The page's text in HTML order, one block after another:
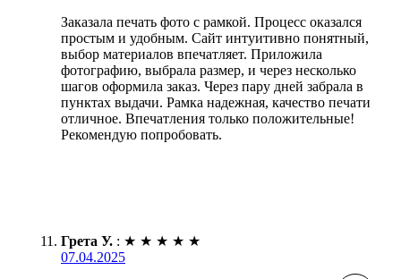
Заказала печать фото с рамкой. Процесс оказался
простым и удобным. Сайт интуитивно понятный,
выбор материалов впечатляет. Приложила
фотографию, выбрала размер, и через несколько
шагов оформила заказ. Через пару дней забрала в
пунктах выдачи. Рамка надежная, качество печати
отличное. Впечатления только положительные!
Рекомендую попробовать.
Грета У. : ★ ★ ★ ★ ★
07.04.2025